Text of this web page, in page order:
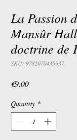
La Passion
Mansûr
doctrine de
SKU: 9782070435937
€9.00Price
Quantity *